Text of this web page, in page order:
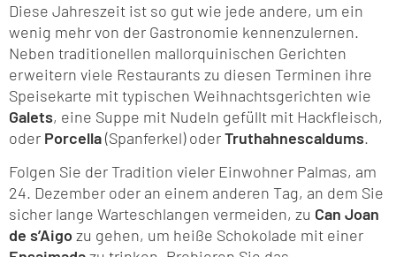
Diese Jahreszeit ist so gut wie jede andere, um ein
wenig mehr von der Gastronomie kennenzulernen.
Neben traditionellen mallorquinischen Gerichten
erweitern viele Restaurants zu diesen Terminen ihre
Speisekarte mit typischen Weihnachtsgerichten wie
Galets, eine Suppe mit Nudeln gefüllt mit Hackfleisch,
oder Porcella(Spanferkel) oderTruthahnescaldums.
Folgen Sie der Tradition vieler Einwohner Palmas, am
24. Dezember oder an einem anderen Tag, an dem Sie
sicher lange Warteschlangen vermeiden, zu Can Joan
de s’Aigozu gehen, um heiße Schokolade mit einer